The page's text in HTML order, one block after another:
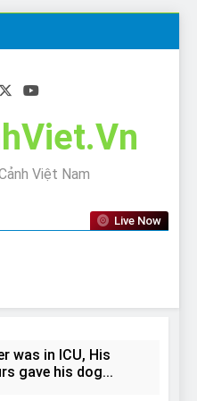
Việt Nam
Live Now
was in ICU, His
gave his dog